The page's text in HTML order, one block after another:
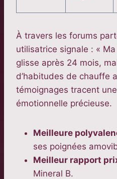
À travers les forums
utilisatrice signale : «
glisse après 24 mois,
d’habitudes de chauffe
témoignages tracent
émotionnelle précieuse.
Meilleure
ses poignées
Meilleur rapport
Mineral B.